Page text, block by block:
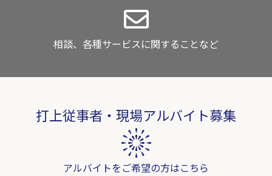
相談、各種サービスに関することなど
打上従事者・現場アルバイト募集
アルバイトをご希望の方はこちら